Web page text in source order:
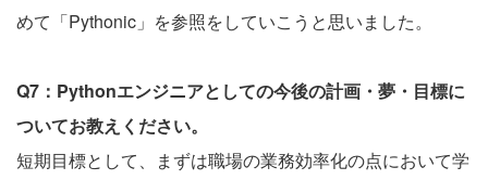
めて「Pythonic」を参照をしていこうと思いました。
Q7：Pythonエンジニアとしての今後の計画・夢・目標に
ついてお教えください。
短期目標として、まずは職場の業務効率化の点において学